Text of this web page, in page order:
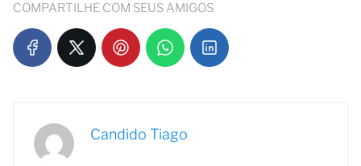
COMPARTILHE COM SEUS AMIGOS
Candido Tiago